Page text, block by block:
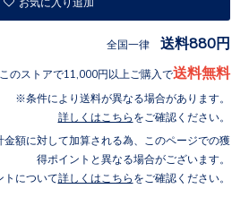
全国一律 送料880円
このストアで11,000円以上ご購入で送料無料
条件により送料が異なる場合があります。
詳しくはこちら をご確認ください。
金額に対して加算される為、このページでの獲
得ポイントと異なる場合がございます。
トについて詳しくはこちら をご確認ください。